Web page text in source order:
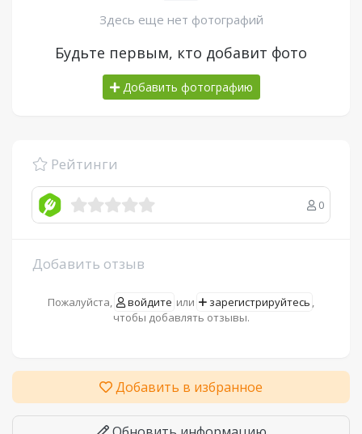
Здесь еще нет фотографий
Будьте первым, кто добавит фото
Добавить фотографию
Рейтинги
0
Добавить отзыв
Пожалуйста, войдите или зарегистрируйтесь ,
чтобы добавлять отзывы.
Добавить в избранное